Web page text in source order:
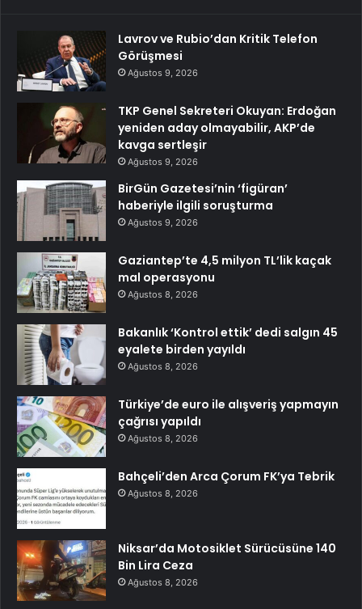
Lavrov ve Rubio’dan Kritik Telefon
Görüşmesi
Ağustos 9, 2026
TKP Genel Sekreteri Okuyan: Erdoğan
yeniden aday olmayabilir, AKP’de
kavga sertleşir
Ağustos 9, 2026
BirGün Gazetesi’nin ‘figüran’
haberiyle ilgili soruşturma
Ağustos 9, 2026
Gaziantep’te 4,5 milyon TL’lik kaçak
mal operasyonu
Ağustos 8, 2026
Bakanlık ‘Kontrol ettik’ dedi salgın 45
eyalete birden yayıldı
Ağustos 8, 2026
Türkiye’de euro ile alışveriş yapmayın
çağrısı yapıldı
Ağustos 8, 2026
Bahçeli’den Arca Çorum FK’ya Tebrik
Ağustos 8, 2026
Niksar’da Motosiklet Sürücüsüne 140
Bin Lira Ceza
Ağustos 8, 2026